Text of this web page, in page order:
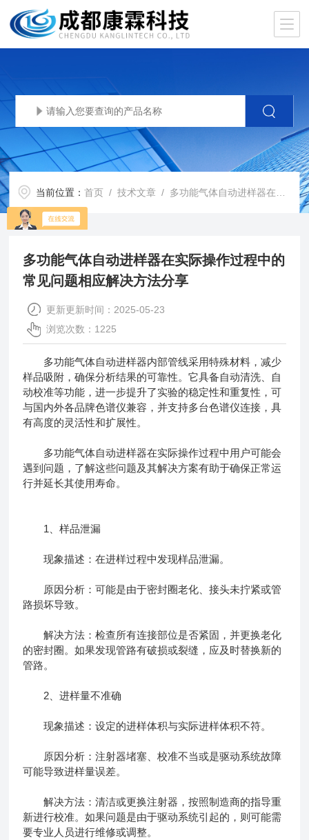
当前位置：首页 /技术文章 / 多功能气体自动进样器在实际操作过程中的常见问题相应解决方法分享
多功能气体自动进样器在实际操作过程中的
常见问题相应解决方法分享
更新更新时间：2025-05-23
浏览次数：1225
多功能气体自动进样器内部管线采用特殊材料，减少
样品吸附，确保分析结果的可靠性。它具备自动清洗、自
动校准等功能，进一步提升了实验的稳定性和重复性，可
与国内外各品牌色谱仪兼容，并支持多台色谱仪连接，具
有高度的灵活性和扩展性。
多功能气体自动进样器在实际操作过程中用户可能会
遇到问题，了解这些问题及其解决方案有助于确保正常运
行并延长其使用寿命。
1、样品泄漏
现象描述：在进样过程中发现样品泄漏。
原因分析：可能是由于密封圈老化、接头未拧紧或管
路损坏导致。
解决方法：检查所有连接部位是否紧固，并更换老化
的密封圈。如果发现管路有破损或裂缝，应及时替换新的
管路。
2、进样量不准确
现象描述：设定的进样体积与实际进样体积不符。
原因分析：注射器堵塞、校准不当或是驱动系统故障
可能导致进样量误差。
解决方法：清洁或更换注射器，按照制造商的指导重
新进行校准。如果问题是由于驱动系统引起的，则可能需
要专业人员进行维修或调整。